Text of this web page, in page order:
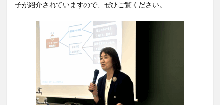
子が紹介されていますので、ぜひご覧ください。